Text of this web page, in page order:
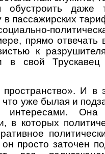
даже
пассажирских
прямо отвечать
к
в свой
И в
уже былая и
интересами. Она
в которых
просто заточен